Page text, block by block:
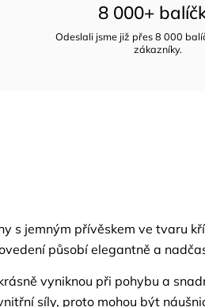
8 000+
Odeslali jsme již přes 8 000
zákazníky.
s jemným přívěskem ve tvaru
působí elegantně a
vyniknou při pohybu a
síly, proto mohou být